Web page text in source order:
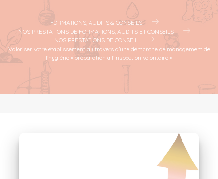
FORMATIONS, AUDITS & CONSEILS
NOS PRESTATIONS DE FORMATIONS, AUDITS ET CONSEILS
NOS PRESTATIONS DE CONSEIL
Valoriser votre établissement au travers d’une démarche de management de
l’hygiène « préparation à l’inspection volontaire »